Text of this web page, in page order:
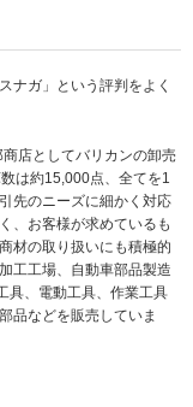
ナガ」という評判をよく
店としてバリカンの卸売
は約15,000点、全てを1
先のニーズに細かく対応
、お客様が求めているも
材の取り扱いにも積極的
工工場、自動車部品製造
具、電動工具、作業工具
品などを販売していま